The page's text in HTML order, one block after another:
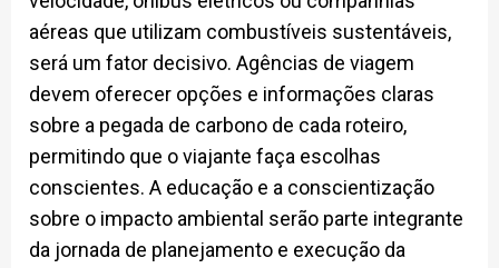
aéreas que utilizam combustíveis sustentáveis,
será um fator decisivo. Agências de viagem
devem oferecer opções e informações claras
sobre a pegada de carbono de cada roteiro,
permitindo que o viajante faça escolhas
conscientes. A educação e a conscientização
sobre o impacto ambiental serão parte integrante
da jornada de planejamento e execução da